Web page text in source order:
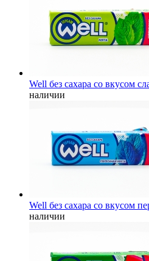
Well без сахара со вкусом
наличии
Well без сахара со вкусом
наличии